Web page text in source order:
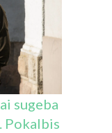
sugeba
Pokalbis